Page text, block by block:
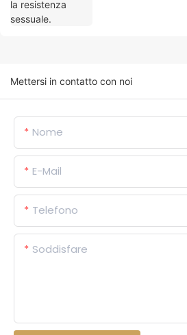
Mettersi in contatto con noi
Nome
E-Mail
Telefono
Soddisfare